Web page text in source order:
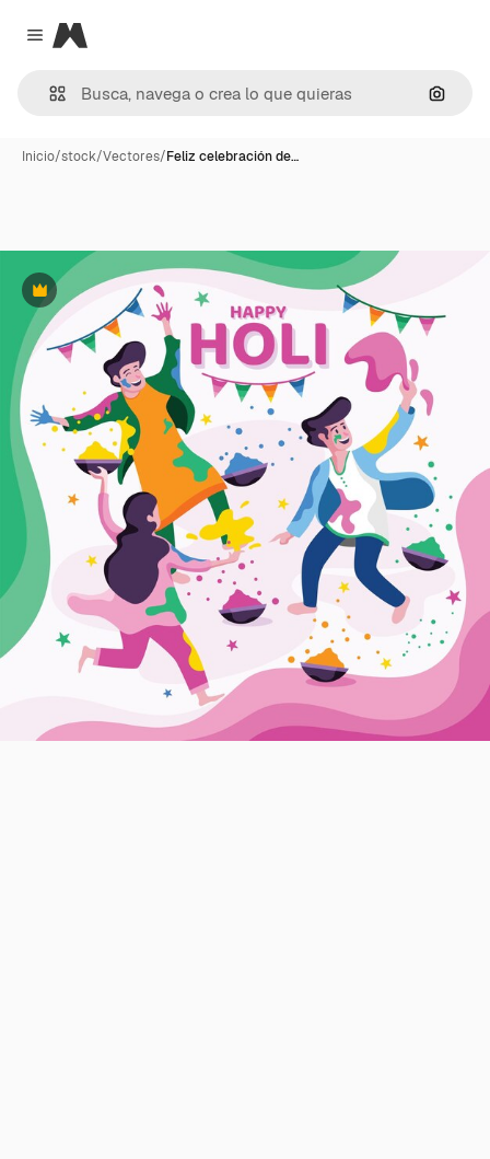
Close menu
Magnific
Inicio/stock/Vectores/Feliz celebración de…
Premium